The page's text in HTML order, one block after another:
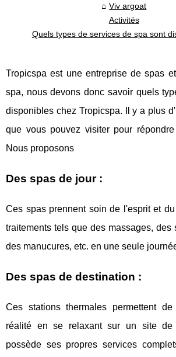
Viv argoat
Activités
Quels types de services de spa sont
Tropicspa est une entreprise de spas
spa, nous devons donc savoir quels
disponibles chez Tropicspa. Il y a plus
que vous pouvez visiter pour
Nous proposons
Des spas de jour :
Ces spas prennent soin de l'esprit et
traitements tels que des massages, des
des manucures, etc. en une seule
Des spas de destination :
Ces stations thermales permettent
réalité en se relaxant sur un site de
possède ses propres services